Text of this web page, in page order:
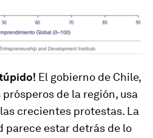
El gobierno de Chile,
de la región, usa
crecientes protestas. La
parece estar detrás de lo